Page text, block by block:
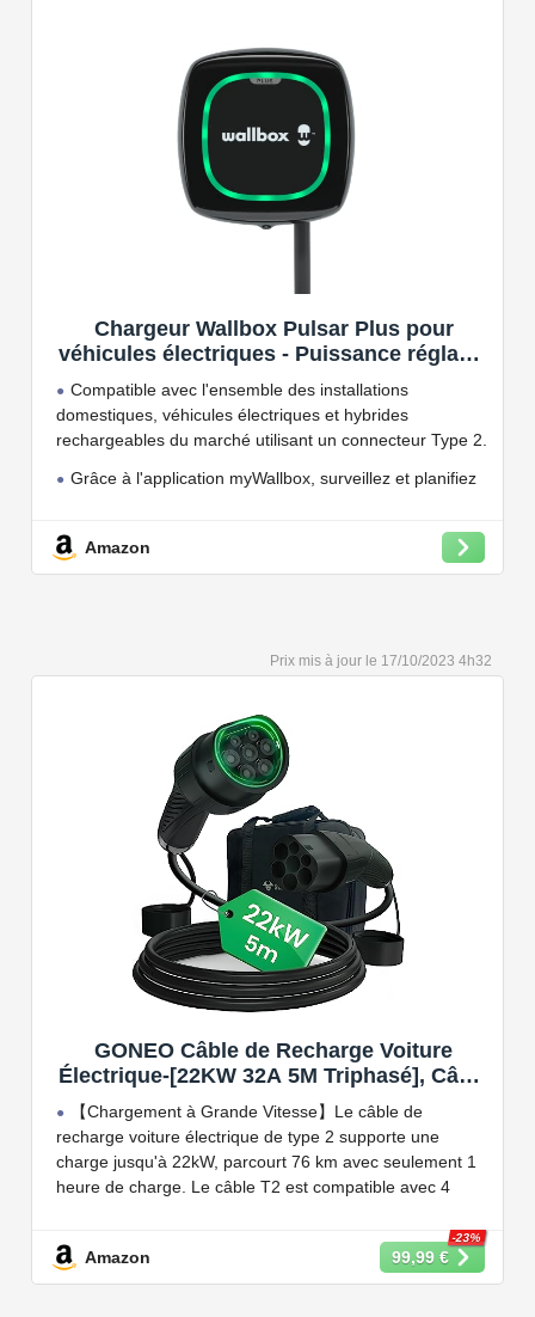
Chargeur Wallbox Pulsar Plus pour
véhicules électriques - Puissance réglable
jusqu'à 7.4 KW, câble de Charge Type 2,
Wi-FI et Bluetooth, OCPP
Compatible avec l'ensemble des installations
domestiques, véhicules électriques et hybrides
rechargeables du marché utilisant un connecteur Type 2.
Grâce à l'application myWallbox, surveillez et planifiez
Convient à une installation à l'intérieur et à l'extérieur,
Capacité de charge à puissance réglable jusqu'à 22
kW. Câble de charge Type 2 de 5 ou 7 mètres de long.
Compatible avec tous les compteurs d'énergie Wallbox
permettant d'éviter les pannes de courant, les surprises
sur vos factures d'énergie et de charger votre VE avec
vos panneaux solaires.
Amazon
17/10/2023 4h32
GONEO Câble de Recharge Voiture
Électrique-[22KW 32A 5M Triphasé], Câble
Type 2 à Type 2 EV/PHEV, Câble T2 avec
Sac de Transport, Compatible avec Model
3/S/X/Y, e-208, ID.5, E-Tron, IONIQ 5, Zoe,
etc
【Chargement à Grande Vitesse】Le câble de
recharge voiture électrique de type 2 supporte une
charge jusqu'à 22kW, parcourt 76 km avec seulement 1
heure de charge. Le câble T2 est compatible avec 4
【Conception Sécurisée】Nos câbles type 2 vous
Amazon 99,99 €
-23%